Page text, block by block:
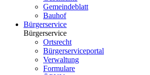
Gemeindeblatt
Bauhof
Bürgerservice
Bürgerservice
Ortsrecht
Bürgerserviceportal
Verwaltung
Formulare